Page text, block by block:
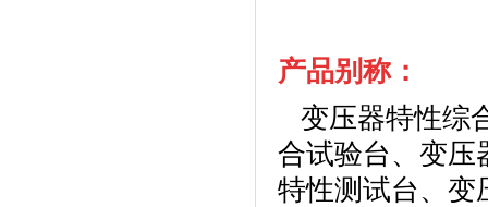
产品别称：
变压器特性综
合试验台、变压
特性测试台、变